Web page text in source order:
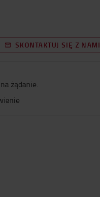
SKONTAKTUJ SIĘ Z NAMI
żądanie.